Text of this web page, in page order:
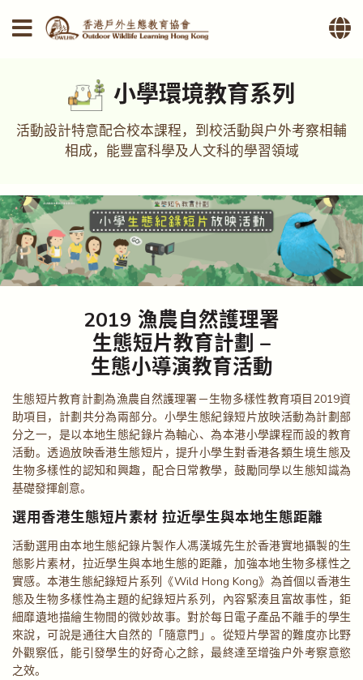
小學環境教育系列
活動設計特意配合校本課程，到校活動與戶外考察相輔
相成，能豐富科學及人文科的學習領域
2019 漁農自然護理署
生態短片教育計劃 –
生態小導演教育活動
生態短片教育計劃為漁農自然護理署－生物多樣性教育項目2019資
助項目，計劃共分為兩部分。小學生態紀錄短片放映活動為計劃部
分之一，是以本地生態紀錄片為軸心、為本港小學課程而設的教育
活動。透過放映香港生態短片，提升小學生對香港各類生境生態及
生物多樣性的認知和興趣，配合日常教學，鼓勵同學以生態知識為
基礎發揮創意。
選用香港生態短片素材 拉近學生與本地生態距離
活動選用由本地生態紀錄片製作人馮漢城先生於香港實地攝製的生
態影片素材，拉近學生與本地生態的距離，加強本地生物多樣性之
實感。本港生態紀錄短片系列《Wild Hong Kong》為首個以香港生
態及生物多樣性為主題的紀錄短片系列，內容緊湊且富故事性，鉅
細靡遺地描繪生物間的微妙故事。對於每日電子產品不離手的學生
來說，可說是通往大自然的「隨意門」。從短片學習的難度亦比野
外觀察低，能引發學生的好奇心之餘，最終達至增強戶外考察意慾
之效。